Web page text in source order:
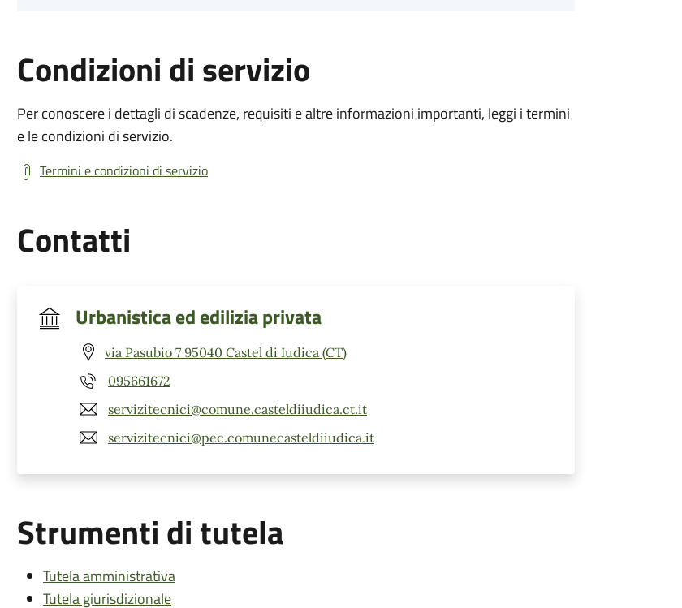
Condizioni di servizio
Per conoscere i dettagli di scadenze, requisiti e altre informazioni importanti, leggi i termini
e le condizioni di servizio.
Termini e condizioni di servizio
Contatti
Urbanistica ed edilizia privata
via Pasubio 7 95040 Castel di Iudica (CT)
095661672
servizitecnici@comune.casteldiiudica.ct.it
servizitecnici@pec.comunecasteldiiudica.it
Strumenti di tutela
Tutela amministrativa
Tutela giurisdizionale